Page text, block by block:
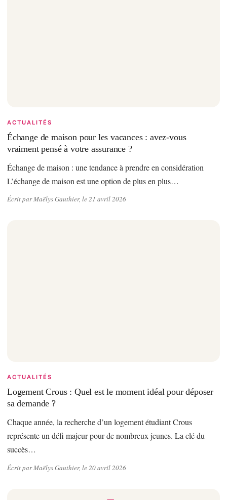
ACTUALITÉS
Échange de maison pour les vacances : avez-vous
vraiment pensé à votre assurance ?
Échange de maison : une tendance à prendre en considération
L’échange de maison est une option de plus en plus…
Écrit par Maëlys Gauthier, le 21 avril 2026
ACTUALITÉS
Logement Crous : Quel est le moment idéal pour déposer
sa demande ?
Chaque année, la recherche d’un logement étudiant Crous
représente un défi majeur pour de nombreux jeunes. La clé du
succès…
Écrit par Maëlys Gauthier, le 20 avril 2026